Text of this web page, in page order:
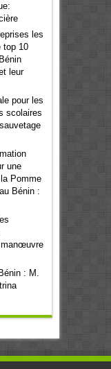
les
top 10
leur
pour les
scolaires
une
Pomme
Bénin :
manœuvre
: M.